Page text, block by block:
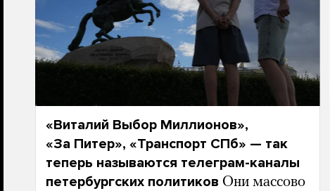
«Виталий Выбор Миллионов»,
«За Питер», «Транспорт СПб» — так
теперь называются телеграм-каналы
петербургских политиков Они массово